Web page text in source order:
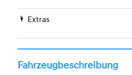
Extras
Fahrzeugbeschreibung